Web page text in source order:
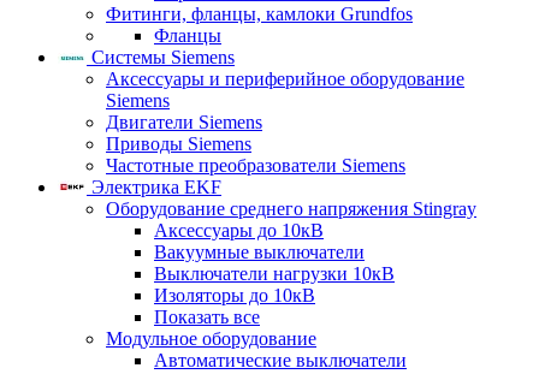
Фитинги, фланцы, камлоки Grundfos
Фланцы
Системы Siemens
Аксессуары и периферийное оборудование
Siemens
Двигатели Siemens
Приводы Siemens
Частотные преобразователи Siemens
Электрика EKF
Оборудование среднего напряжения Stingray
Аксессуары до 10кВ
Вакуумные выключатели
Выключатели нагрузки 10кВ
Изоляторы до 10кВ
Показать все
Модульное оборудование
Автоматические выключатели